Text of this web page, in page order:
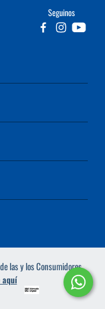
Seguinos
las y los Consumidores.
aquí